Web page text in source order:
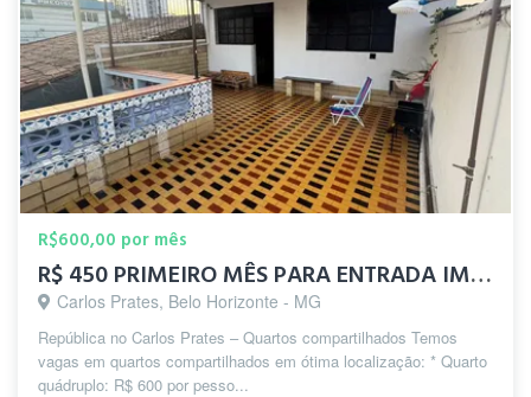
R$600,00 por mês
R$ 450 PRIMEIRO MÊS PARA ENTRADA IMEDIATA 31973326020
Carlos Prates, Belo Horizonte - MG
República no Carlos Prates – Quartos compartilhados Temos
vagas em quartos compartilhados em ótima localização: * Quarto
quádruplo: R$ 600 por pesso...